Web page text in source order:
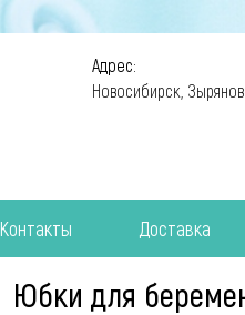
Адрес:
Новосибирск,
Контакты Доставка
Юбки для